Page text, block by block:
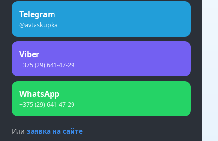
Telegram
@avtaskupka
Viber
+375 (29) 641-47-29
WhatsApp
+375 (29) 641-47-29
Или заявка на сайте